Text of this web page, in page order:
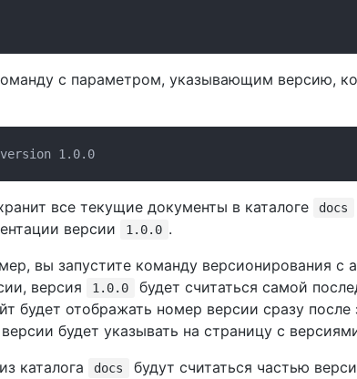
с параметром, указывающим версию,
все текущие документы в каталоге docs
версии
1.0.0 .
вы запустите команду версионирования с
версия
1.0.0
будет считаться самой
будет отображать номер версии сразу
будет указывать на страницу с
каталога
docs будут считаться частью